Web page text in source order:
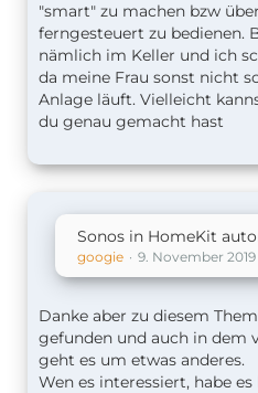
"smart" zu machen bzw
ferngesteuert zu bedienen.
nämlich im Keller und ich
da meine Frau sonst nicht
Anlage läuft. Vielleicht
du genau gemacht hast
Sonos in HomeKit
googie 9. November 2019
Danke aber zu diesem
gefunden und auch in dem
geht es um etwas anderes.
Wen es interessiert, habe